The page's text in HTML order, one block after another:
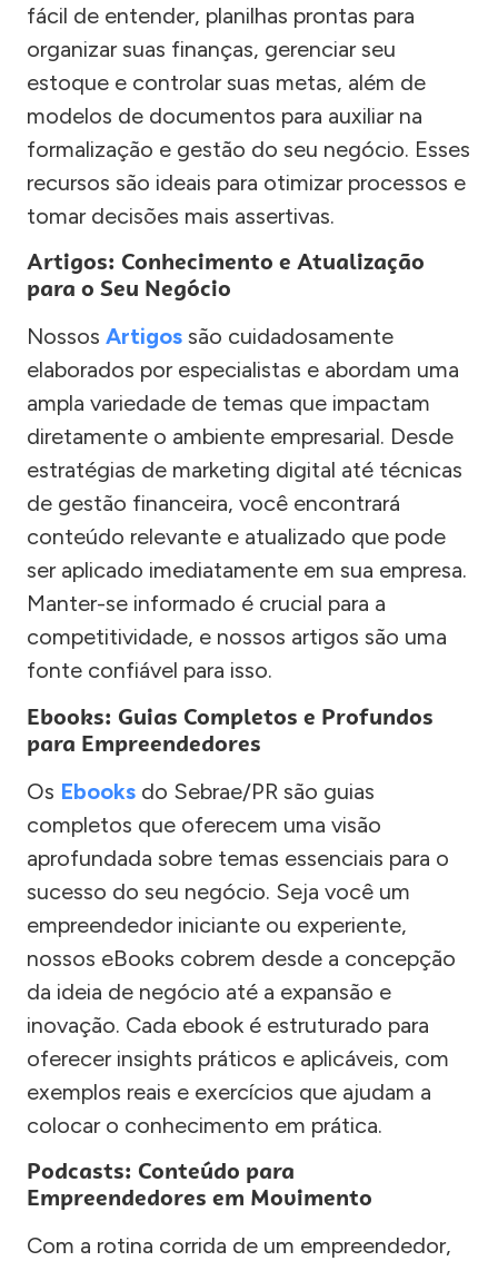
fácil de entender, planilhas prontas para
organizar suas finanças, gerenciar seu
estoque e controlar suas metas, além de
modelos de documentos para auxiliar na
formalização e gestão do seu negócio. Esses
recursos são ideais para otimizar processos e
tomar decisões mais assertivas.
Artigos: Conhecimento e Atualização
para o Seu Negócio
Nossos Artigos são cuidadosamente
elaborados por especialistas e abordam uma
ampla variedade de temas que impactam
diretamente o ambiente empresarial. Desde
estratégias de marketing digital até técnicas
de gestão financeira, você encontrará
conteúdo relevante e atualizado que pode
ser aplicado imediatamente em sua empresa.
Manter-se informado é crucial para a
competitividade, e nossos artigos são uma
fonte confiável para isso.
Ebooks: Guias Completos e Profundos
para Empreendedores
Os Ebooks do Sebrae/PR são guias
completos que oferecem uma visão
aprofundada sobre temas essenciais para o
sucesso do seu negócio. Seja você um
empreendedor iniciante ou experiente,
nossos eBooks cobrem desde a concepção
da ideia de negócio até a expansão e
inovação. Cada ebook é estruturado para
oferecer insights práticos e aplicáveis, com
exemplos reais e exercícios que ajudam a
colocar o conhecimento em prática.
Podcasts: Conteúdo para
Empreendedores em Movimento
Com a rotina corrida de um empreendedor,